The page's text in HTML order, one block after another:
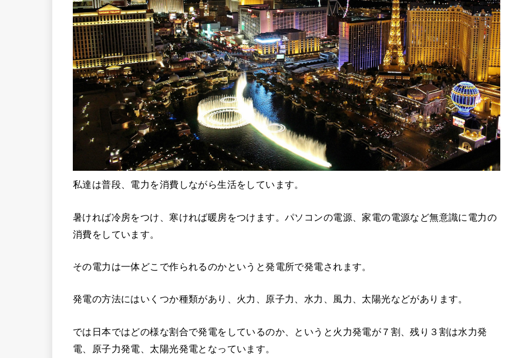
私達は普段、電力を消費しながら生活をしています。
暑ければ冷房をつけ、寒ければ暖房をつけます。パソコンの電源、家電の電源など無意識に電力の
消費をしています。
その電力は一体どこで作られるのかというと発電所で発電されます。
発電の方法にはいくつか種類があり、火力、原子力、水力、風力、太陽光などがあります。
では日本ではどの様な割合で発電をしているのか、というと火力発電が７割、残り３割は水力発
電、原子力発電、太陽光発電となっています。